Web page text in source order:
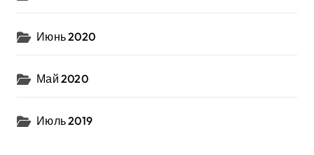
Июнь 2020
Май 2020
Июль 2019